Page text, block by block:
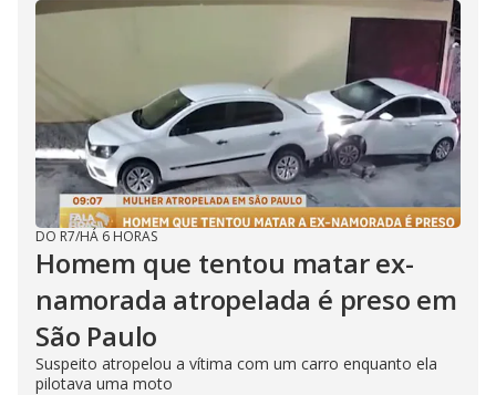
DO R7/HÁ 6 HORAS
Homem que tentou matar ex-
namorada atropelada é preso em
São Paulo
Suspeito atropelou a vítima com um carro enquanto ela
pilotava uma moto